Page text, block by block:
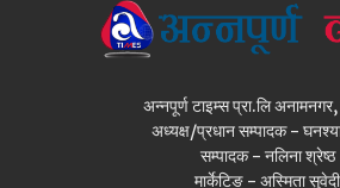
अन्नपूर्ण टाइम्स प्रा.लि अनामनगर,
अध्यक्ष/प्रधान सम्पादक -
सम्पादक - नलिना श्रेष्ठ
मार्केटिङ - अस्मिता सुवेदी